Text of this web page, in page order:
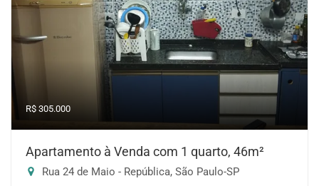
R$ 305.000
Apartamento à Venda com 1 quarto, 46m²
Rua 24 de Maio - República, São Paulo-SP